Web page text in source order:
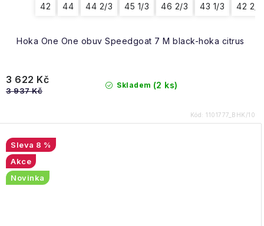
Hoka One One obuv Speedgoat 7 M black-hoka citrus
42 44 44 2/3 45 1/3 46 2/3 43 1/3 42 2/3
Skladem (2 ks)
3 622 Kč
3 937 Kč
Kód: 1101777_BHK/10
8 %
Akce
Novinka